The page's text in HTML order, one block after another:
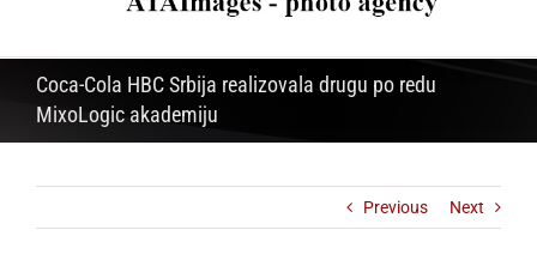
Coca-Cola HBC Srbija realizovala drugu po redu
MixoLogic akademiju
Previous Next